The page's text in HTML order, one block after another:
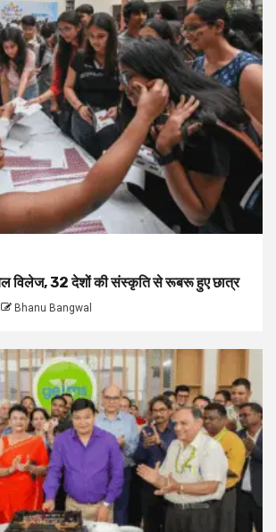
विलेज, 32 देशों की संस्कृति से रूबरू हुए छात्र
Bhanu Bangwal